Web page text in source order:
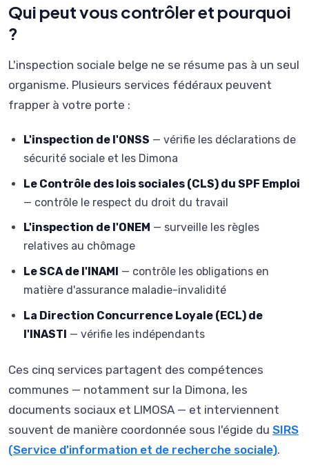
Qui peut vous contrôler et pourquoi
?
L'inspection sociale belge ne se résume pas à un seul
organisme. Plusieurs services fédéraux peuvent
frapper à votre porte :
L'inspection de l'ONSS — vérifie les déclarations de
sécurité sociale et les Dimona
Le Contrôle des lois sociales (CLS) du SPF Emploi
— contrôle le respect du droit du travail
L'inspection de l'ONEM — surveille les règles
relatives au chômage
Le SCA de l'INAMI — contrôle les obligations en
matière d'assurance maladie-invalidité
La Direction Concurrence Loyale (ECL) de
l'INASTI — vérifie les indépendants
Ces cinq services partagent des compétences
communes — notamment sur la Dimona, les
documents sociaux et LIMOSA — et interviennent
souvent de manière coordonnée sous l'égide du SIRS
(Service d'information et de recherche sociale).